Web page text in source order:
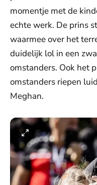
momentje met de
echte werk. De prins
waarmee over het
duidelijk lol in een
omstanders. Ook het
omstanders riepen
Meghan.